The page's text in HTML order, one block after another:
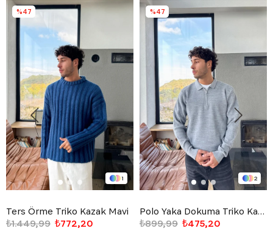
1
Ters Örme Triko Kazak Mavi
₺772,20
₺1.449,99
%47
2
Polo Yaka Dokuma Triko Kazak Gri
₺475,20
₺899,99
%47